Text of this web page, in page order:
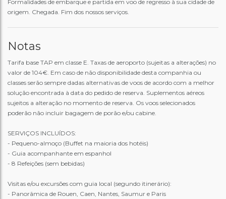
Formalidades de embarque e partida em voo de regresso à sua cidade de
origem. Chegada. Fim dos nossos serviços.
Notas
Tarifa base TAP em classe E. Taxas de aeroporto (sujeitas a alterações) no
valor de 104€. Em caso de não disponibilidade desta companhia ou
classes serão sempre dadas alternativas de voos de acordo com a melhor
solução encontrada à data do pedido de reserva. Suplementos aéreos
sujeitos a alteração no momento de reserva. Os voos selecionados
poderão não incluir bagagem de porão e/ou cabine.
SERVIÇOS INCLUÍDOS:
- Pequeno-almoço (Buffet na maioria dos hotéis)
- Guia acompanhante em espanhol
- 8 Refeições (sem bebidas)
Visitas e/ou excursões com guia local (segundo itinerário):
- Panorâmica de Rouen, Caen, Nantes, Saumur e Paris